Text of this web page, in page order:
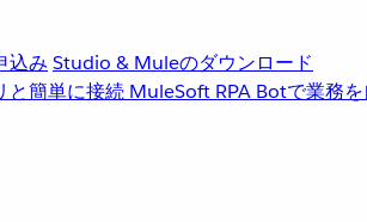
込み Studio & Muleのダウンロード
と簡単に接続 MuleSoft RPA Botで業務